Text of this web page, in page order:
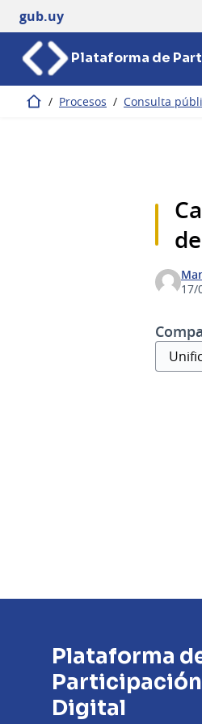
gub.uy
Plataforma de
Inicio / Procesos / Consulta
17/
Plataforma
Digital